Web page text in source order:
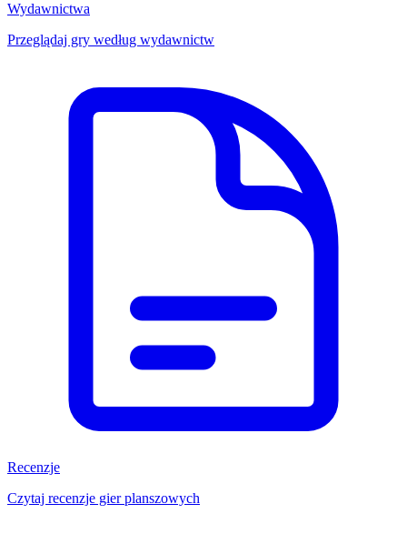
Wydawnictwa
Przeglądaj gry według wydawnictw
Recenzje
Czytaj recenzje gier planszowych